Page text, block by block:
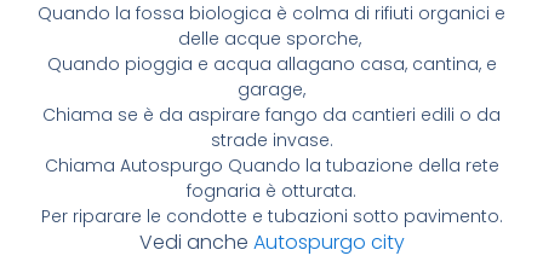
Quando la fossa biologica è colma di rifiuti organici e
delle acque sporche,
Quando pioggia e acqua allagano casa, cantina, e
garage,
Chiama se è da aspirare fango da cantieri edili o da
strade invase.
Chiama Autospurgo Quando la tubazione della rete
fognaria è otturata.
Per riparare le condotte e tubazioni sotto pavimento.
Vedi anche Autospurgo city